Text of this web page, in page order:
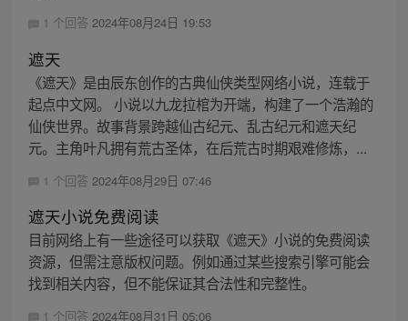
1 个回答 2024年08月24日 19:53
遮天
《遮天》是由辰东创作的古典仙侠类型网络小说，连载于
起点中文网。 小说以九龙拉棺为开端，构建了一个浩瀚的
仙侠世界。故事背景跨越仙古纪元、乱古纪元和遮天纪
元。主角叶凡拥有荒古圣体，在后荒古时期艰难修炼，...
1 个回答 2024年08月29日 07:46
遮天小说免费阅读
目前网络上有一些途径可以获取《遮天》小说的免费阅读
资源，但需注意版权问题。例如通过某些搜索引擎可能会
找到相关内容，但不能保证其合法性和完整性。
1 个回答 2024年08月31日 05:06